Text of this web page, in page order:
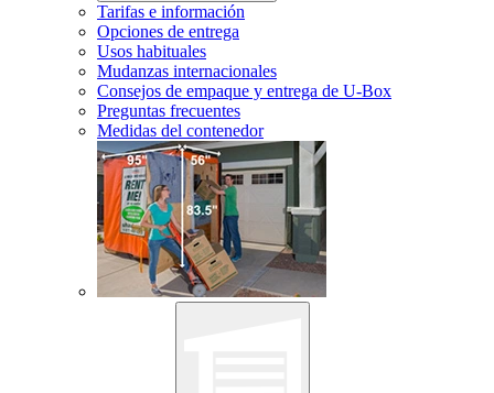
Tarifas e información
Opciones de entrega
Usos habituales
Mudanzas internacionales
Consejos de empaque y entrega de U-Box
Preguntas frecuentes
Medidas del contenedor